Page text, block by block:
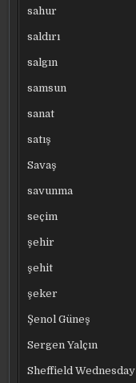
sahur
saldırı
salgın
samsun
sanat
satış
Savaş
savunma
seçim
şehir
şehit
şeker
Şenol Güneş
Sergen Yalçın
Sheffield Wednesday